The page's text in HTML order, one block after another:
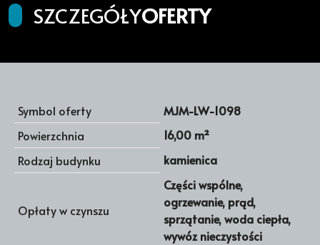
SZCZEGÓŁYOFERTY
Symbol oferty
MJM-LW-1098
Powierzchnia
16,00 m²
Rodzaj budynku
kamienica
Opłaty w czynszu
Części wspólne,
ogrzewanie, prąd,
sprzątanie, woda ciepła,
wywóz nieczystości